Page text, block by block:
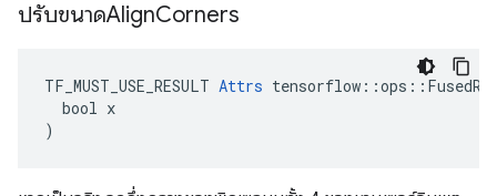
ปรับขนาดAlignCorners
TF_MUST_USE_RESULT Attrs
  bool x
)